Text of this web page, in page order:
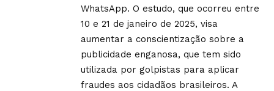
WhatsApp. O estudo, que ocorreu entre
10 e 21 de janeiro de 2025, visa
aumentar a conscientização sobre a
publicidade enganosa, que tem sido
utilizada por golpistas para aplicar
fraudes aos cidadãos brasileiros. A